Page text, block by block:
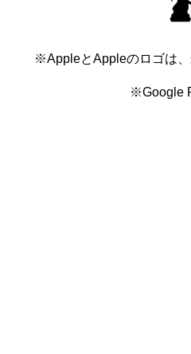
※AppleとAppleのロゴは
※Google